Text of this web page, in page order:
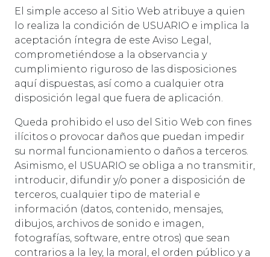
El simple acceso al Sitio Web atribuye a quien
lo realiza la condición de USUARIO e implica la
aceptación íntegra de este Aviso Legal,
comprometiéndose a la observancia y
cumplimiento riguroso de las disposiciones
aquí dispuestas, así como a cualquier otra
disposición legal que fuera de aplicación.
Queda prohibido el uso del Sitio Web con fines
ilícitos o provocar daños que puedan impedir
su normal funcionamiento o daños a terceros.
Asimismo, el USUARIO se obliga a no transmitir,
introducir, difundir y/o poner a disposición de
terceros, cualquier tipo de material e
información (datos, contenido, mensajes,
dibujos, archivos de sonido e imagen,
fotografías, software, entre otros) que sean
contrarios a la ley, la moral, el orden público y a